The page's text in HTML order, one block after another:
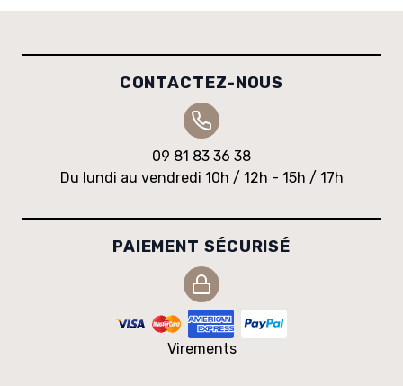
CONTACTEZ-NOUS
09 81 83 36 38
Du lundi au vendredi 10h / 12h - 15h / 17h
PAIEMENT SÉCURISÉ
Virements